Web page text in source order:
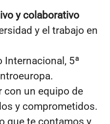
y colaborativo
y el trabajo en
Internacional, 5ª
con un equipo de
y comprometidos.
que te contamos y